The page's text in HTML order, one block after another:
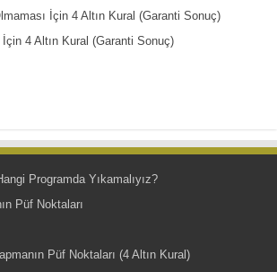
İçin 4 Altın Kural (Garanti Sonuç)
İçin 4 Altın Kural (Garanti Sonuç)
Programda Yıkamalıyız?
Püf Noktaları
Püf Noktaları (4 Altın Kural)